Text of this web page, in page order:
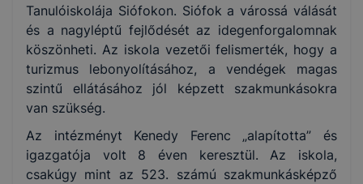
Tanulóiskolája Siófokon. Siófok a várossá válását
és a nagyléptű fejlődését az idegenforgalomnak
köszönheti. Az iskola vezetői felismerték, hogy a
turizmus lebonyolításához, a vendégek magas
szintű ellátásához jól képzett szakmunkásokra
van szükség.
Az intézményt Kenedy Ferenc „alapította” és
igazgatója volt 8 éven keresztül. Az iskola,
csakúgy mint az 523. számú szakmunkásképző